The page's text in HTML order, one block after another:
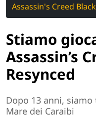
Assassin's Creed
Stiamo
Assassin’s
Resynced
Dopo 13 anni,
Mare dei Caraibi